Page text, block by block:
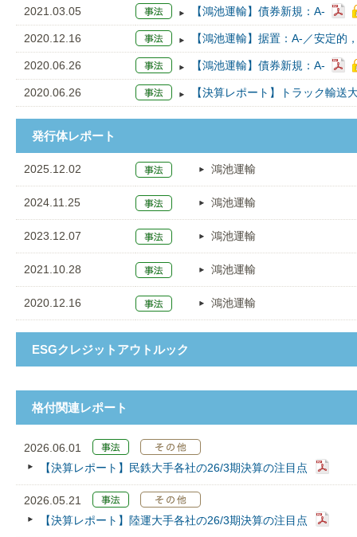
2021.03.05 【鴻池運輸】債券新規：A-
2020.12.16 【鴻池運輸】据置：A-／安定的
2020.06.26 【鴻池運輸】債券新規：A-
2020.06.26 【決算レポート】トラック輸送
発行体レポート
2025.12.02 鴻池運輸
2024.11.25 鴻池運輸
2023.12.07 鴻池運輸
2021.10.28 鴻池運輸
2020.12.16 鴻池運輸
ESGクレジットアウトルック
格付関連レポート
2026.06.01
【決算レポート】民鉄大手各社の26/3期決算の注目点
2026.05.21
【決算レポート】陸運大手各社の26/3期決算の注目点